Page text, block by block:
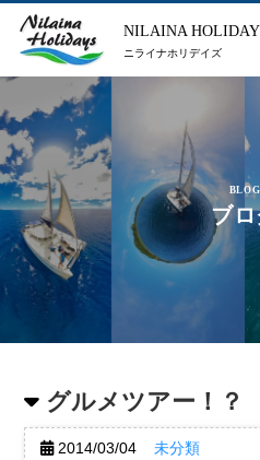
NILAINA
ニライナホリデイズ
BLOG
ブ
グルメツアー！？
2014/03/04 未分類